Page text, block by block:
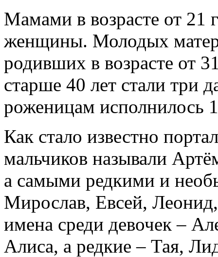
Мамами в возрасте от 21
женщины. Молодых
родивших в возрасте от
старше 40 лет стали
роженицам исполнилось
Как стало известно
мальчиков называли
а самыми редкими и
Мирослав, Евсей,
имена среди девочек –
Алиса, а редкие – Тая,